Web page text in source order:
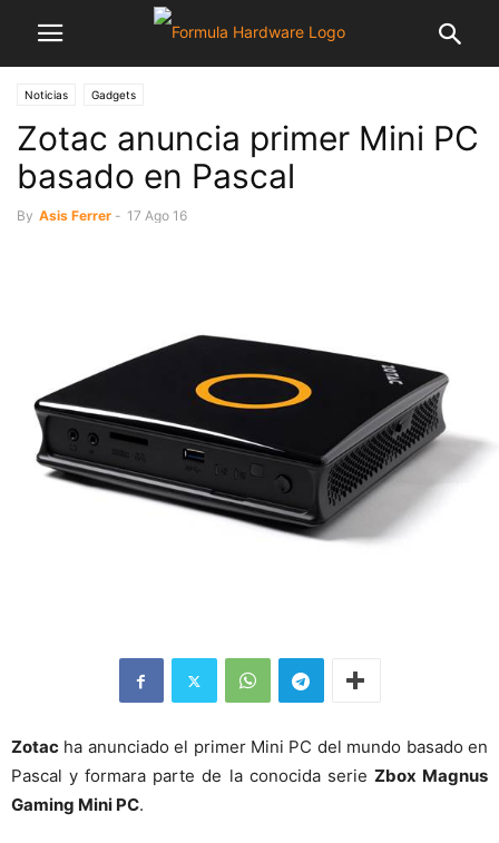
Noticias Gadgets
Zotac anuncia primer Mini PC
basado en Pascal
By Asis Ferrer - 17 Ago 16
Zotac ha anunciado el primer Mini PC del mundo basado en
Pascal y formara parte de la conocida serie Zbox Magnus
Gaming Mini PC.